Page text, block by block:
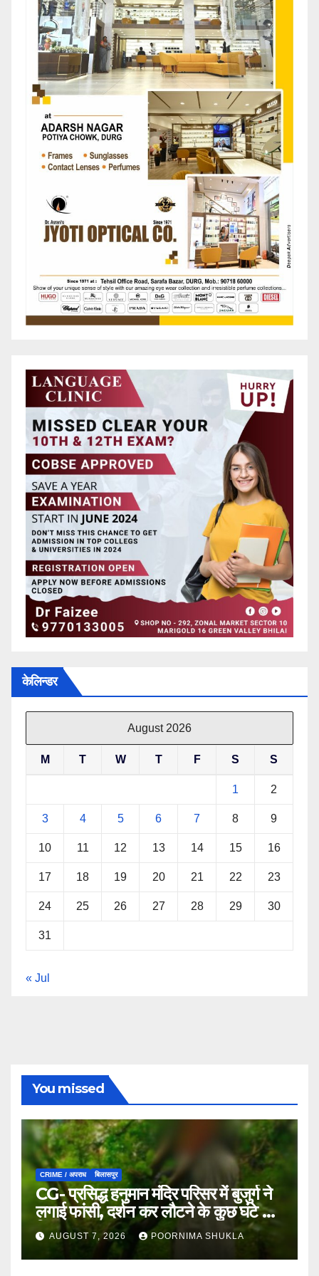
केलिन्डर
August 2026
M T W T F S S
1 2
3 4 5 6 7 8 9
10 11 12 13 14 15 16
17 18 19 20 21 22 23
24 25 26 27 28 29 30
31
« Jul
You missed
CRIME / अपराध बिलासपुर
CG- प्रसिद्ध हनुमान मंदिर परिसर में बुजुर्ग ने
लगाई फांसी, दर्शन कर लौटने के कुछ घंटे बाद
मिला शव…
AUGUST 7, 2026 POORNIMA SHUKLA